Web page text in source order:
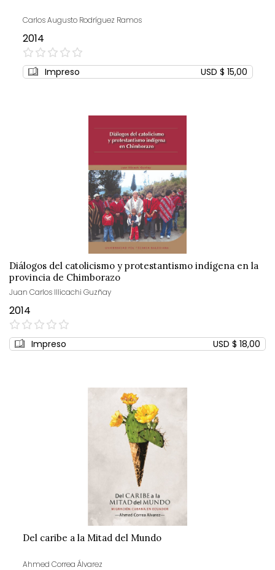
Carlos Augusto Rodríguez Ramos
2014
0%
Impreso USD $ 15,00
Diálogos del catolicismo y protestantismo indígena en la
provincia de Chimborazo
Juan Carlos Illicachi Guzñay
2014
0%
Impreso USD $ 18,00
Del caribe a la Mitad del Mundo
Ahmed Correa Álvarez